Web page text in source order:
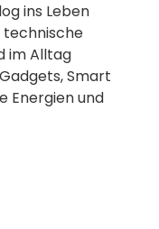
ins Leben
technische
im Alltag
Smart
Energien und